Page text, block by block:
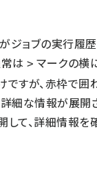
ジョブの実行履
は > マークの横
ですが、赤枠で囲
詳細な情報が展開
して、詳細情報を